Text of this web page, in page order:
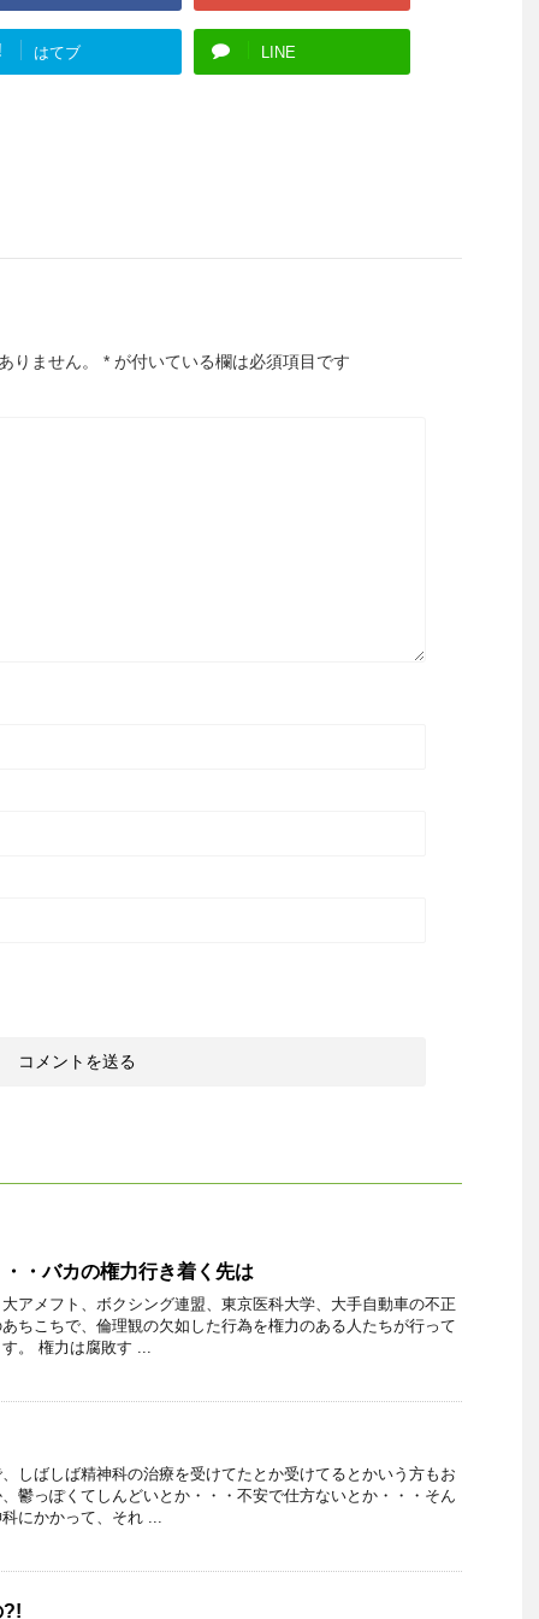
はてブ LINE
りません。 * が付いている欄は必須項目です
・バカの権力行き着く先は
アメフト、ボクシング連盟、東京医科大学、大手自動車の不正
ちこちで、倫理観の欠如した行為を権力のある人たちが行って
。 権力は腐敗す ...
しばしば精神科の治療を受けてたとか受けてるとかいう方もお
鬱っぽくてしんどいとか・・・不安で仕方ないとか・・・そん
にかかって、それ ...
?!